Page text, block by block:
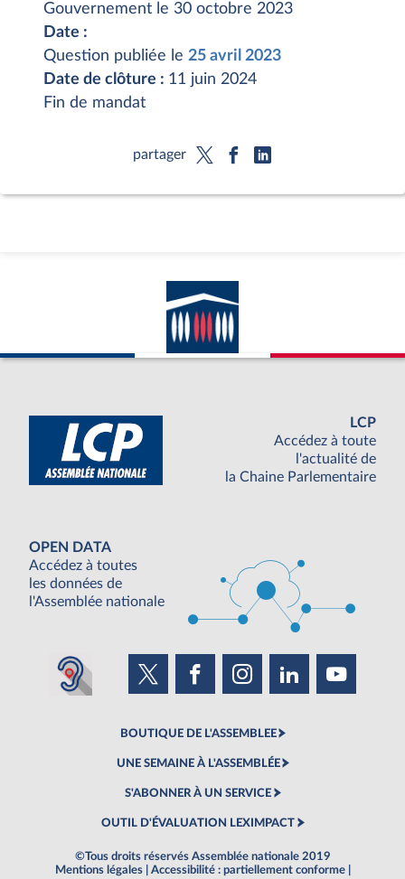
Gouvernement le 30 octobre 2023
Date :
Question publiée le 25 avril 2023
Date de clôture : 11 juin 2024
Fin de mandat
partager
LCP
Accédez à toute
l'actualité de
la Chaine Parlementaire
OPEN DATA
Accédez à toutes
les données de
l'Assemblée nationale
BOUTIQUE DE L'ASSEMBLEE
UNE SEMAINE À L'ASSEMBLÉE
S'ABONNER À UN SERVICE
OUTIL D'ÉVALUATION LEXIMPACT
©Tous droits réservés Assemblée nationale 2019
Mentions légales
Accessibilité : partiellement conforme